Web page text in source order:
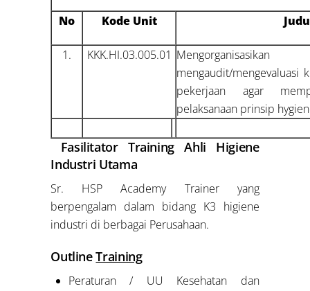
No Kode Unit
1. KKK.HI.03.005.01
mengaudit/mengevaluasi
pekerjaan agar
pelaksanaan prinsip
Fasilitator Training Ahli Higiene
Industri Utama
Sr. HSP Academy Trainer yang
berpengalam dalam bidang K3 higiene
industri di berbagai Perusahaan.
OutlineTraining
Peraturan / UU Kesehatan dan